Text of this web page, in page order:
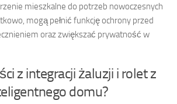
mieszkalne do potrzeb nowoczesnych
mogą pełnić funkcję ochrony przed
oraz zwiększać prywatność w
z integracji żaluzji i rolet z
domu?